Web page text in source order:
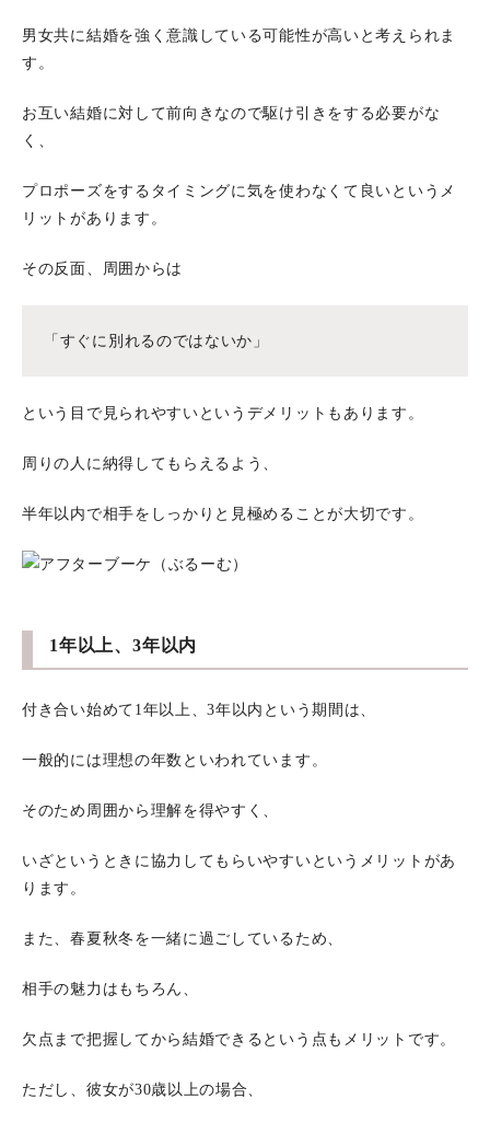
男女共に結婚を強く意識している可能性が高いと考えられま
す。
お互い結婚に対して前向きなので駆け引きをする必要がな
く、
プロポーズをするタイミングに気を使わなくて良いというメ
リットがあります。
その反面、周囲からは
「すぐに別れるのではないか」
という目で見られやすいというデメリットもあります。
周りの人に納得してもらえるよう、
半年以内で相手をしっかりと見極めることが大切です。
1年以上、3年以内
付き合い始めて1年以上、3年以内という期間は、
一般的には理想の年数といわれています。
そのため周囲から理解を得やすく、
いざというときに協力してもらいやすいというメリットがあ
ります。
また、春夏秋冬を一緒に過ごしているため、
相手の魅力はもちろん、
欠点まで把握してから結婚できるという点もメリットです。
ただし、彼女が30歳以上の場合、